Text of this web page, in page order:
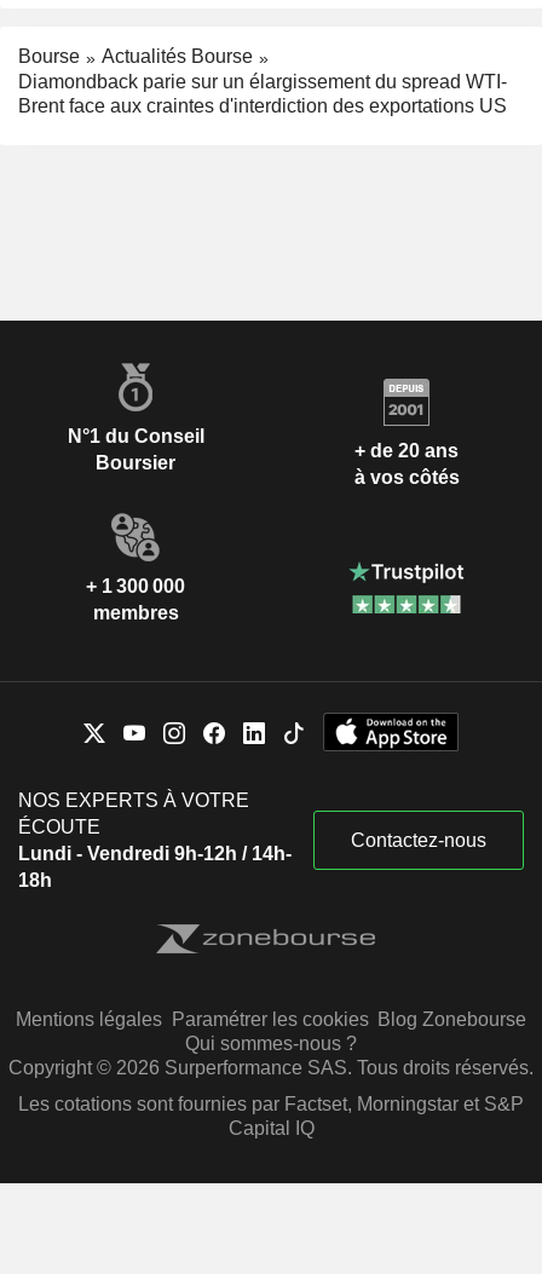
Bourse
Actualités Bourse
Diamondback parie sur un élargissement du spread WTI-
Brent face aux craintes d'interdiction des exportations US
N°1 du Conseil
Boursier
+ de 20 ans
à vos côtés
+ 1 300 000
membres
NOS EXPERTS À VOTRE
ÉCOUTE
Lundi - Vendredi 9h-12h / 14h-
18h
Contactez-nous
Mentions légales Paramétrer les cookies Blog Zonebourse
Qui sommes-nous ?
Copyright © 2026 Surperformance SAS. Tous droits réservés.
Les cotations sont fournies par Factset, Morningstar et S&P
Capital IQ